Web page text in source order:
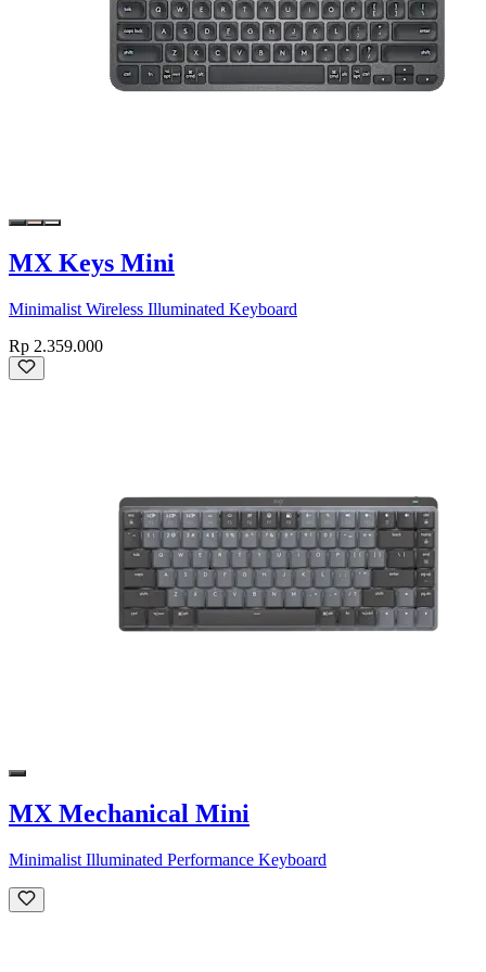
MX Keys Mini
Minimalist Wireless Illuminated Keyboard
Rp 2.359.000
MX Mechanical Mini
Minimalist Illuminated Performance Keyboard